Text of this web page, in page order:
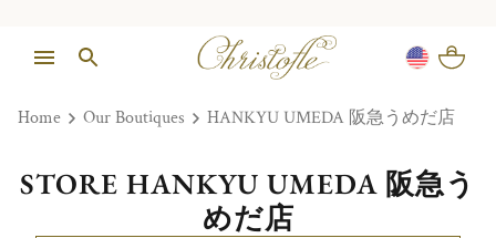
Home Our Boutiques HANKYU UMEDA 阪急うめだ店
STORE HANKYU UMEDA 阪急う
めだ店